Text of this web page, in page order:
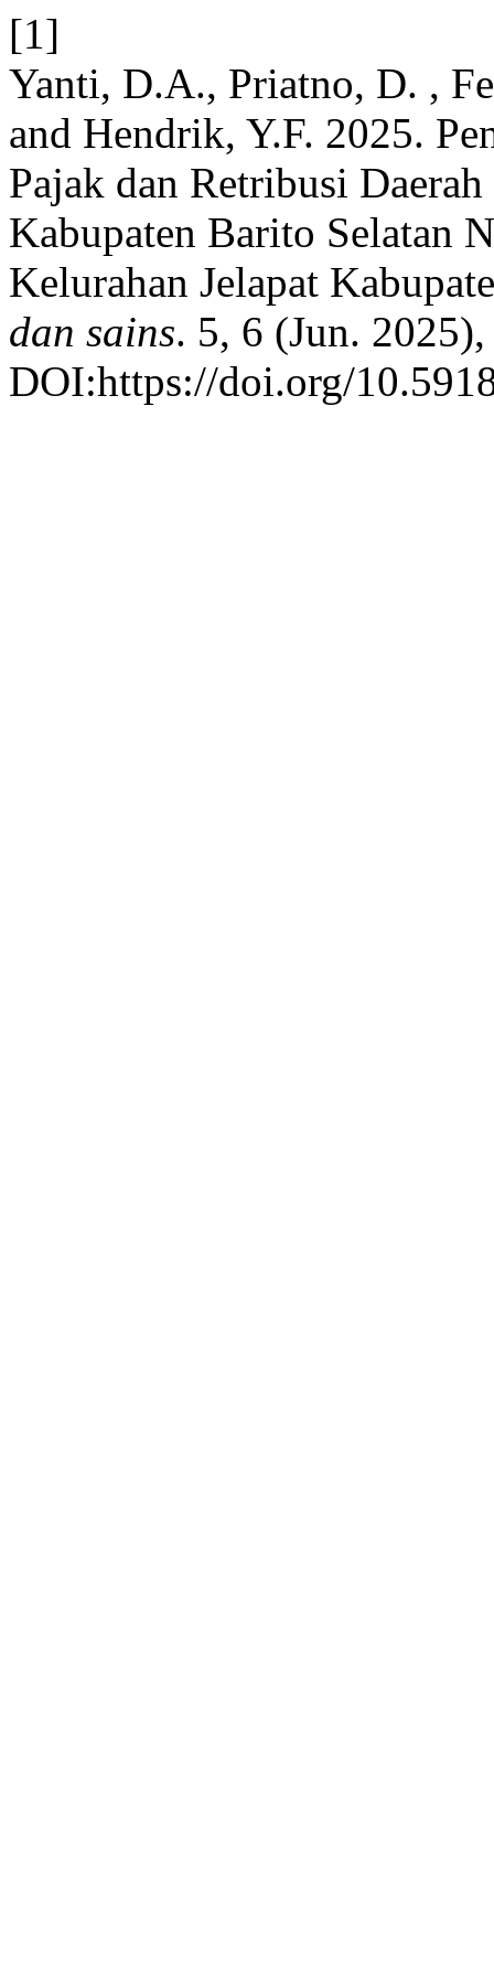
[1]
Yanti, D.A., Priatno, D. ,
and Hendrik, Y.F. 2025.
Pajak dan Retribusi
Kabupaten Barito Selatan
Kelurahan Jelapat
dan sains. 5, 6 (Jun.
DOI:https://doi.org/